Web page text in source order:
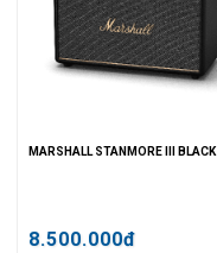
MARSHALL STANMORE III BLACK
8.500.000đ